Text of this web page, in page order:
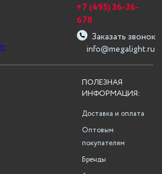
info@megalight.ru
+7 (495) 36-36-
678
Заказать звонок
ПОЛЕЗНАЯ
ИНФОРМАЦИЯ:
Доставка и оплата
Оптовым
покупателям
Бренды